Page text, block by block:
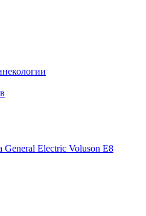
Electric Voluson E8